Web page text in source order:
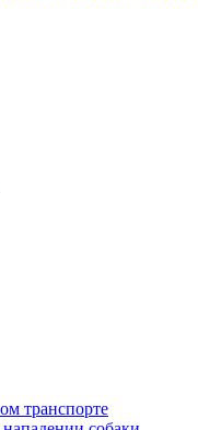
транспорте